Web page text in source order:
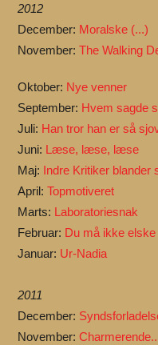
2012
December: Moralske (...)
November:The Walking
Oktober: Nye venner
September: Hvem sagde
Juli: Han tror han er så
Juni: Læse, læse, læse
Maj: Indre Kritiker blander
April:Topmotiveret
Marts: Laboratoriesnak
Februar: Du må ikke elske
Januar: Ur-Nadia
2011
December:
November: